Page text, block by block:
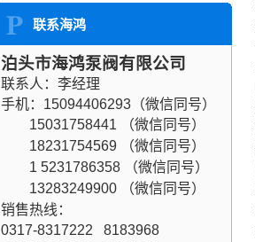
联系海鸿
泊头市海鸿泵阀有限公司
联系人：李经理
手机：15094406293（微信同号）
15031758441
（微信同号）
18231754569
（微信同号）
1 5231786358
（微信同号）
13283249900
（微信同号）
销售热线：
0317-8317222 8183968